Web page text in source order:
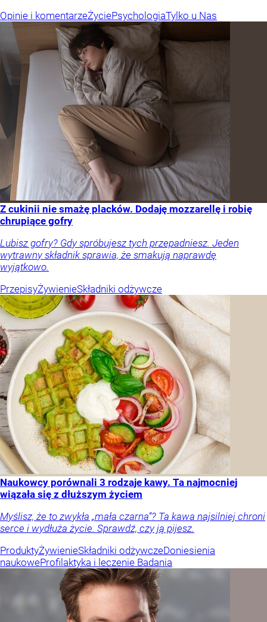
Opinie i komentarzeŻyciePsychologiaTylko u Nas
Z cukinii nie smażę placków. Dodaję mozzarellę i robię
chrupiące gofry
Lubisz gofry? Gdy spróbujesz tych przepadniesz. Jeden
wytrawny składnik sprawia, że smakują naprawdę
wyjątkowo.
PrzepisyŻywienieSkładniki odżywcze
Naukowcy porównali 3 rodzaje kawy. Ta najmocniej
wiązała się z dłuższym życiem
Myślisz, że to zwykła „mała czarna”? Ta kawa najsilniej chroni
serce i wydłuża życie. Sprawdź, czy ją pijesz.
ProduktyŻywienieSkładniki odżywczeDoniesienia
naukoweProfilaktyka i leczenie Badania